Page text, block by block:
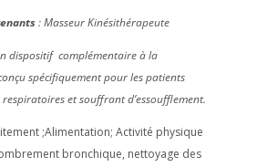
: Masseur Kinésithérapeute
dispositif complémentaire à la
spécifiquement pour les patients
et souffrant d’essoufflement.
;Alimentation; Activité physique
bronchique, nettoyage des